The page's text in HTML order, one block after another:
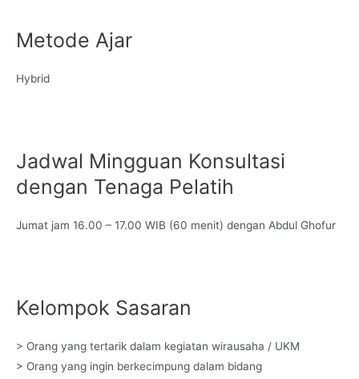
Metode Ajar
Hybrid
Jadwal Mingguan Konsultasi
dengan Tenaga Pelatih
Jumat jam 16.00 – 17.00 WIB (60 menit) dengan Abdul Ghofur
Kelompok Sasaran
> Orang yang tertarik dalam kegiatan wirausaha / UKM
> Orang yang ingin berkecimpung dalam bidang